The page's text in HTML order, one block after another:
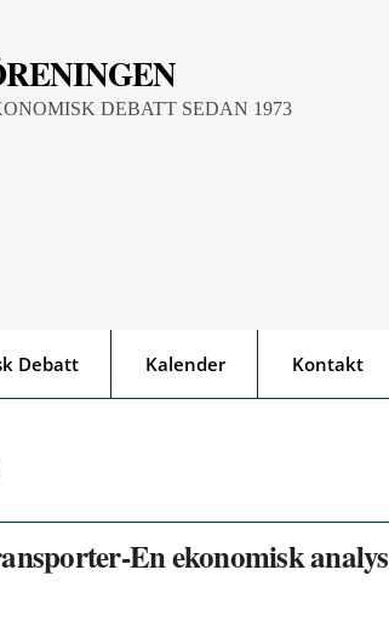
DEBATT SEDAN 1973
Debatt Kalender Kontakt
En ekonomisk analys